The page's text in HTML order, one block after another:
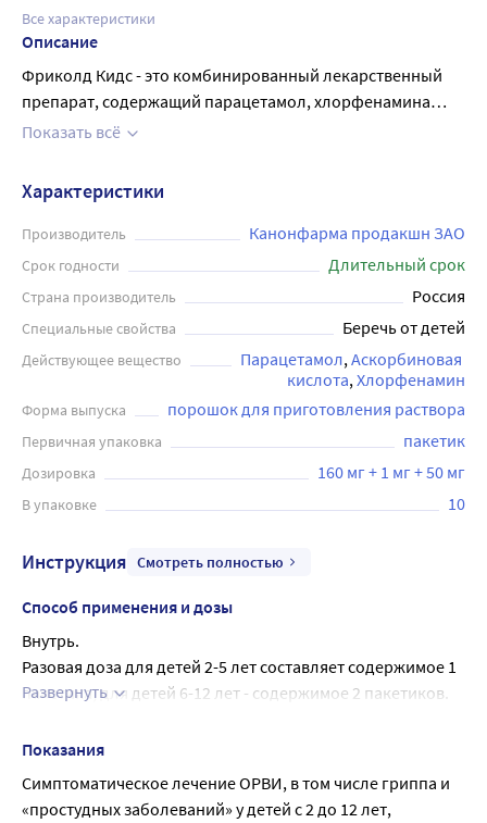
Все характеристики
Описание
Фриколд Кидс - это комбинированный лекарственный
препарат, содержащий парацетамол, хлорфенамина
малеат, аскорбиновую кислоту . Парацетамол
жаропонижающий эффект. Аскорбиновая кислота
(витамин C) повышает сопротивляемость организма к
инфекциям, улучшает переносимость парацетамола.
Хлорфенамина малеат обладает противоаллергическим
и в носу. Быстро снимает жар, головную и мышечную
боль, боль в горле, насморк. Применяется при
симптоматическом лечении ОРВИ, в том числе гриппа и
«простудных заболеваний» у детей с 2 до 12 лет,
сопровождающихся высокой температурой, ознобом,
ломотой в теле, головной и мышечной болью, болью в
горле, насморком, заложенностью носа, слезотечением,
от 2 до 5 лет необходимо проконсультироваться с
Показать всё
Характеристики
Производитель Канонфарма продакшн ЗАО
Срок годности Длительный срок
Страна производитель Россия
Специальные свойства Беречь от детей
Действующее вещество Парацетамол Аскорбиновая
кислота Хлорфенамин
Форма выпуска порошок для приготовления раствора
Первичная упаковка пакетик
Дозировка 160 мг + 1 мг + 50 мг
В упаковке 10
Инструкция Смотреть полностью
Способ применения и дозы
Внутрь.
Разовая доза для детей 2-5 лет составляет содержимое 1
пакетика, для детей 6-12 лет - содержимое 2 пакетиков.
предварительно растворив в 100-200 мл тёплой воды (не
4-6 часов, но не более 4 пакетиков в течение суток. Если
Развернуть
Показания
Симптоматическое лечение ОРВИ, в том числе гриппа и
«простудных заболеваний» у детей с 2 до 12 лет,